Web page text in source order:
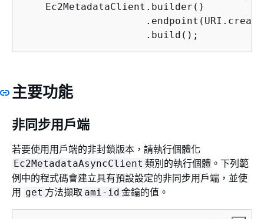
    Ec2MetadataClient.builder()
                     .build();
主要功能
非同步用戶端
若要使用用戶端的非封鎖版本，請執行個體化
Ec2MetadataAsyncClient 類別的執行個體。下列範
例中的程式碼會建立具有預設設定的非同步用戶端，並使
用 get 方法擷取 ami-id 金鑰的值。